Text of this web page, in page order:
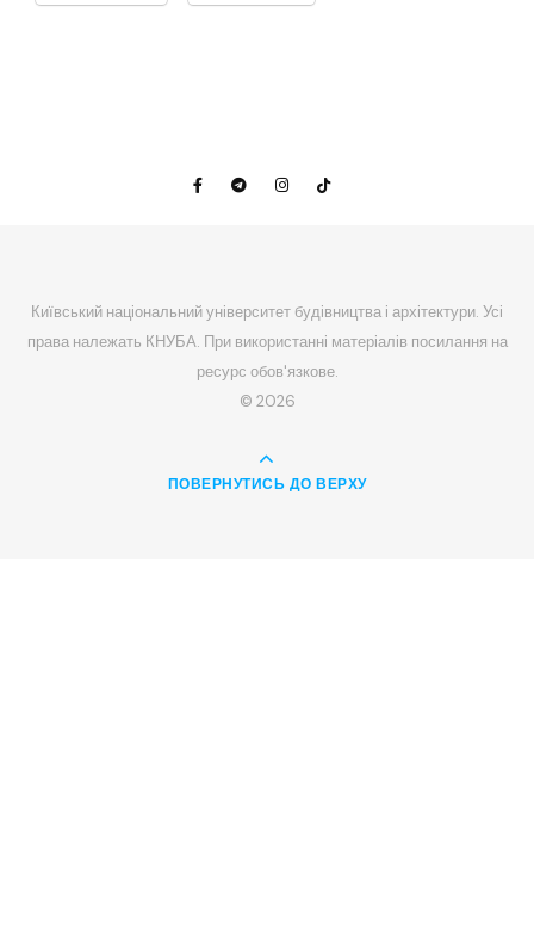
Київський національний університет будівництва і архітектури. Усі
права належать КНУБА. При використанні матеріалів посилання на
ресурс обов'язкове.
© 2026
ПОВЕРНУТИСЬ ДО ВЕРХУ